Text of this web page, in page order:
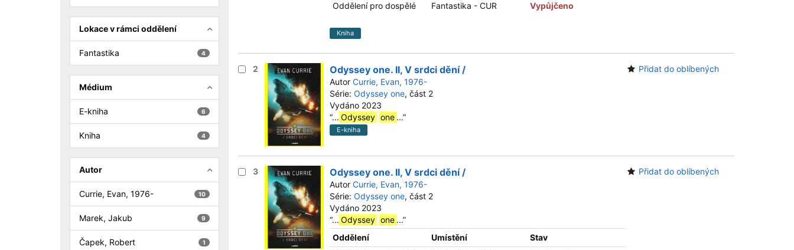
Oddělení pro dospělé
Fantastika - CUR Vypůjčeno
Kniha
2 Odyssey one. II, V srdci dění /
Autor Currie, Evan, 1976-
Série: Odyssey one, část 2
Vydáno 2023
“... Odyssey one ...”
E-kniha
Přidat do oblíbených
3 Odyssey one. II, V srdci dění /
Autor Currie, Evan, 1976-
Série: Odyssey one, část 2
Vydáno 2023
“... Odyssey one ...”
Oddělení
Umístění
Stav
Přidat do oblíbených
Lokace v rámci oddělení
4
Fantastika
Médium
6
E-kniha
4
Kniha
Autor
10
Currie, Evan, 1976-
9
Marek, Jakub
1
Čapek, Robert